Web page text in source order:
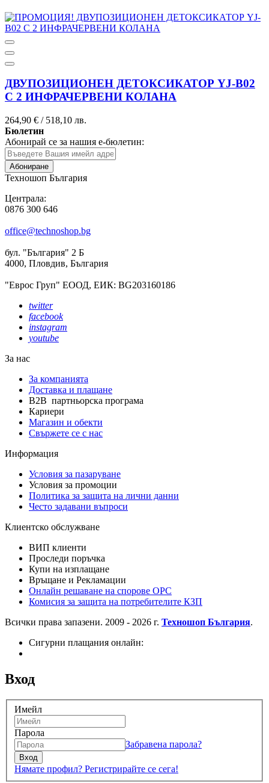
ДВУПОЗИЦИОНЕН ДЕТОКСИКАТОР YJ-B02
С 2 ИНФРАЧЕРВЕНИ КОЛАНА
264,90 € / 518,10 лв.
Бюлетин
Абонирай се за нашия е-бюлетин:
Абониране
Техношоп България
Централа:
0876 300 646
office@technoshop.bg
бул. "България" 2 Б
4000, Пловдив, България
"Еврос Груп" ЕООД, ЕИК: BG203160186
twitter
facebook
instagram
youtube
За нас
За компанията
Доставка и плащане
B2B партньорска програма
Кариери
Магазин и обекти
Свържете се с нас
Информация
Условия за пазаруване
Условия за промоции
Политика за защита на лични данни
Често задавани въпроси
Клиентско обслужване
ВИП клиенти
Проследи поръчка
Купи на изплащане
Връщане и Рекламации
Онлайн решаване на спорове OPC
Комисия за защита на потребителите КЗП
Всички права запазени. 2009 - 2026 г. Техношоп България.
Сигурни плащания онлайн:
Вход
Имейл
Парола
Забравена парола?
Вход
Нямате профил? Регистрирайте се сега!